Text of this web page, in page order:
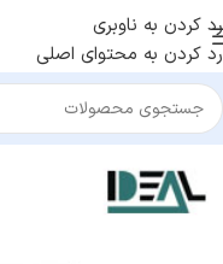
رد کردن به ناوبری
رد کردن به محتوای اصلی